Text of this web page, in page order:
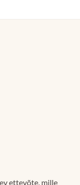
ettevõte, mille